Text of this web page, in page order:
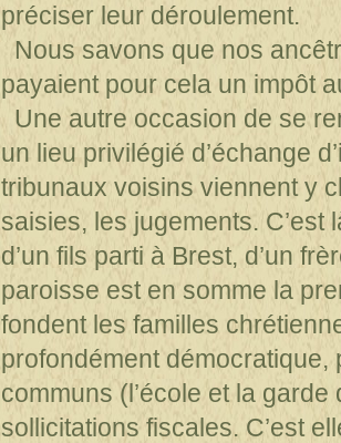
préciser leur déroulement.
Nous savons que nos
payaient pour cela un impôt
Une autre occasion de se
un lieu privilégié d’échange
tribunaux voisins viennent y
saisies, les jugements. C’est
d’un fils parti à Brest, d’un
paroisse est en somme la
fondent les familles
profondément
communs (l’école et la
sollicitations fiscales. C’est